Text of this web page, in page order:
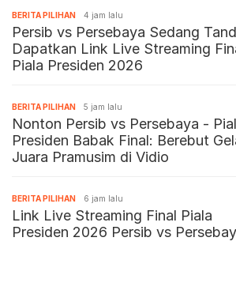
BERITA PILIHAN 4 jam lalu
Persib vs Persebaya Sedang
Dapatkan Link Live Streaming
Piala Presiden 2026
BERITA PILIHAN 5 jam lalu
Nonton Persib vs Persebaya -
Presiden Babak Final: Berebut
Juara Pramusim di Vidio
BERITA PILIHAN 6 jam lalu
Link Live Streaming Final Piala
Presiden 2026 Persib vs